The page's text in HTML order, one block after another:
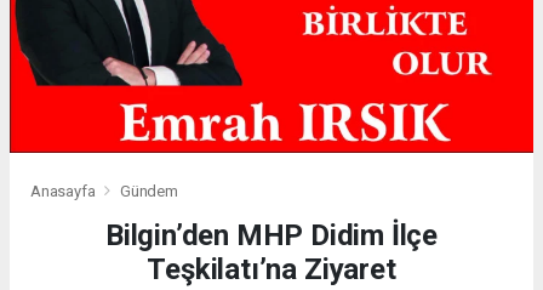
Anasayfa Gündem
Bilgin’den MHP Didim İlçe
Teşkilatı’na Ziyaret